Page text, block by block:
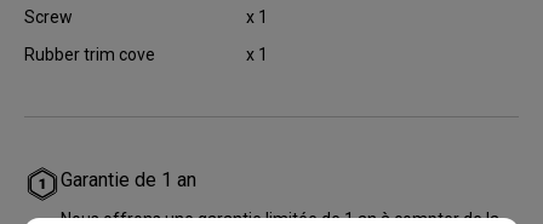
Screw
x 1
Rubber trim cove
x 1
Garantie de 1 an
Nous offrons une garantie limitée de 1 an à compter de la